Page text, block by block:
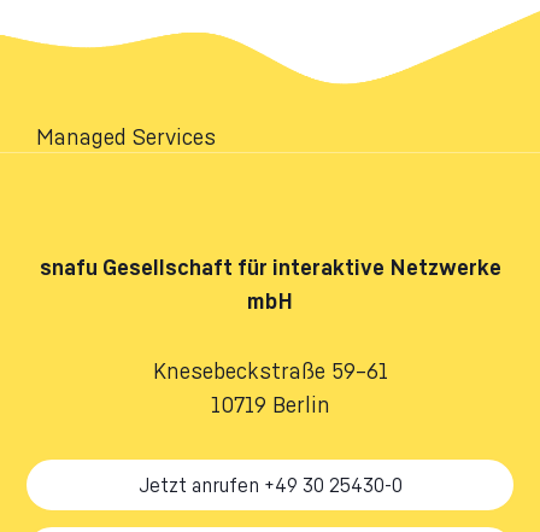
Managed Services
snafu Gesellschaft für interaktive Netzwerke
mbH
Knesebeckstraße 59–61
10719 Berlin
Jetzt anrufen +49 30 25430-0